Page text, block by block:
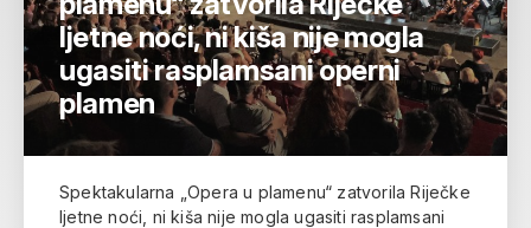
ljetne noći, ni kiša nije mogla
ugasiti rasplamsani operni
plamen
Spektakularna „Opera u plamenu“ zatvorila Riječke
ljetne noći, ni kiša nije mogla ugasiti rasplamsani